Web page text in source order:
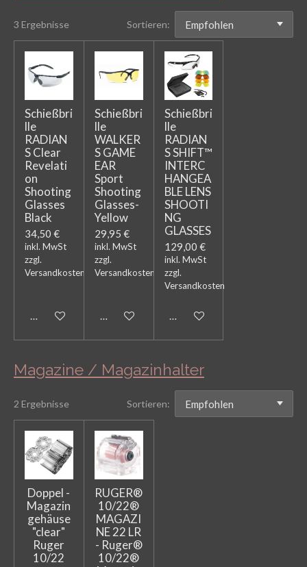
3 Ergebnisse Sortieren:
Schießbri
lle
RADIAN
S Clear
Revelati
on
Shooting
Glasses
Black
34,50 €
inkl. MwSt
zzgl.
Versandkosten
In den Warenkorb
Schießbri
lle
WALKER
S GAME
EAR
Sport
Shooting
Glasses-
Yellow
29,95 €
inkl. MwSt
zzgl.
Versandkosten
In den Warenkorb
Schießbri
lle
RADIAN
S SHIFT™
INTERC
HANGEA
BLE LENS
SHOOTI
NG
GLASSES
129,00 €
inkl. MwSt
zzgl.
Versandkosten
In den Warenkorb
Magazine / Magazinhalter
2 Ergebnisse Sortieren:
Doppel -
Magazin
gehäuse
"clear"
Ruger
10/22
RUGER®
10/22®
MAGAZI
NE 22 LR
- Ruger®
10/22®